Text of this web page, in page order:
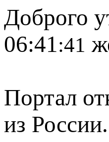
Доброго
06:41:41
Портал
из России.